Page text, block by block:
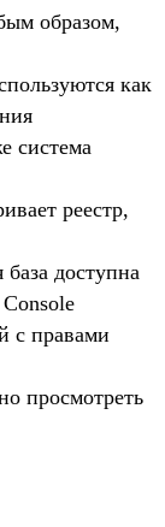
образом,
как
система
реестр,
доступна
с правами
просмотреть